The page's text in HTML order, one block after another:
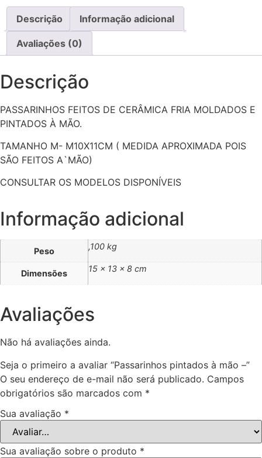
quantidade
Descrição Informação adicional
Avaliações (0)
Descrição
PASSARINHOS FEITOS DE CERÂMICA FRIA MOLDADOS E
PINTADOS À MÃO.
TAMANHO M- M10X11CM ( MEDIDA APROXIMADA POIS
SÃO FEITOS A`MÃO)
CONSULTAR OS MODELOS DISPONÍVEIS
Informação adicional
Peso ,100 kg
Dimensões 15 × 13 × 8 cm
Avaliações
Não há avaliações ainda.
Seja o primeiro a avaliar “Passarinhos pintados à mão –”
O seu endereço de e-mail não será publicado. Campos
obrigatórios são marcados com *
Sua avaliação *
Sua avaliação sobre o produto *